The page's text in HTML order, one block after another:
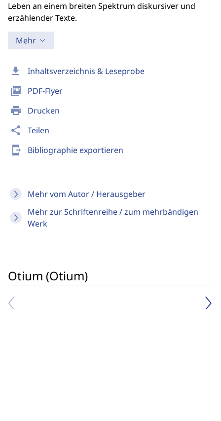
download Inhaltsverzeichnis & Leseprobe
picture_as_pdf PDF-Flyer
print Drucken
share Teilen
send_to_mobile Bibliographie exportieren
Mehr vom Autor / Herausgeber
Mehr zur Schriftenreihe / zum mehrbändigen
Werk
Leben an einem breiten Spektrum diskursiver und
erzählender Texte.
Mehr
Otium (Otium)